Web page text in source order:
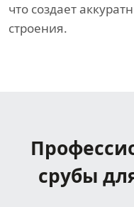
что создает
строения.
срубы